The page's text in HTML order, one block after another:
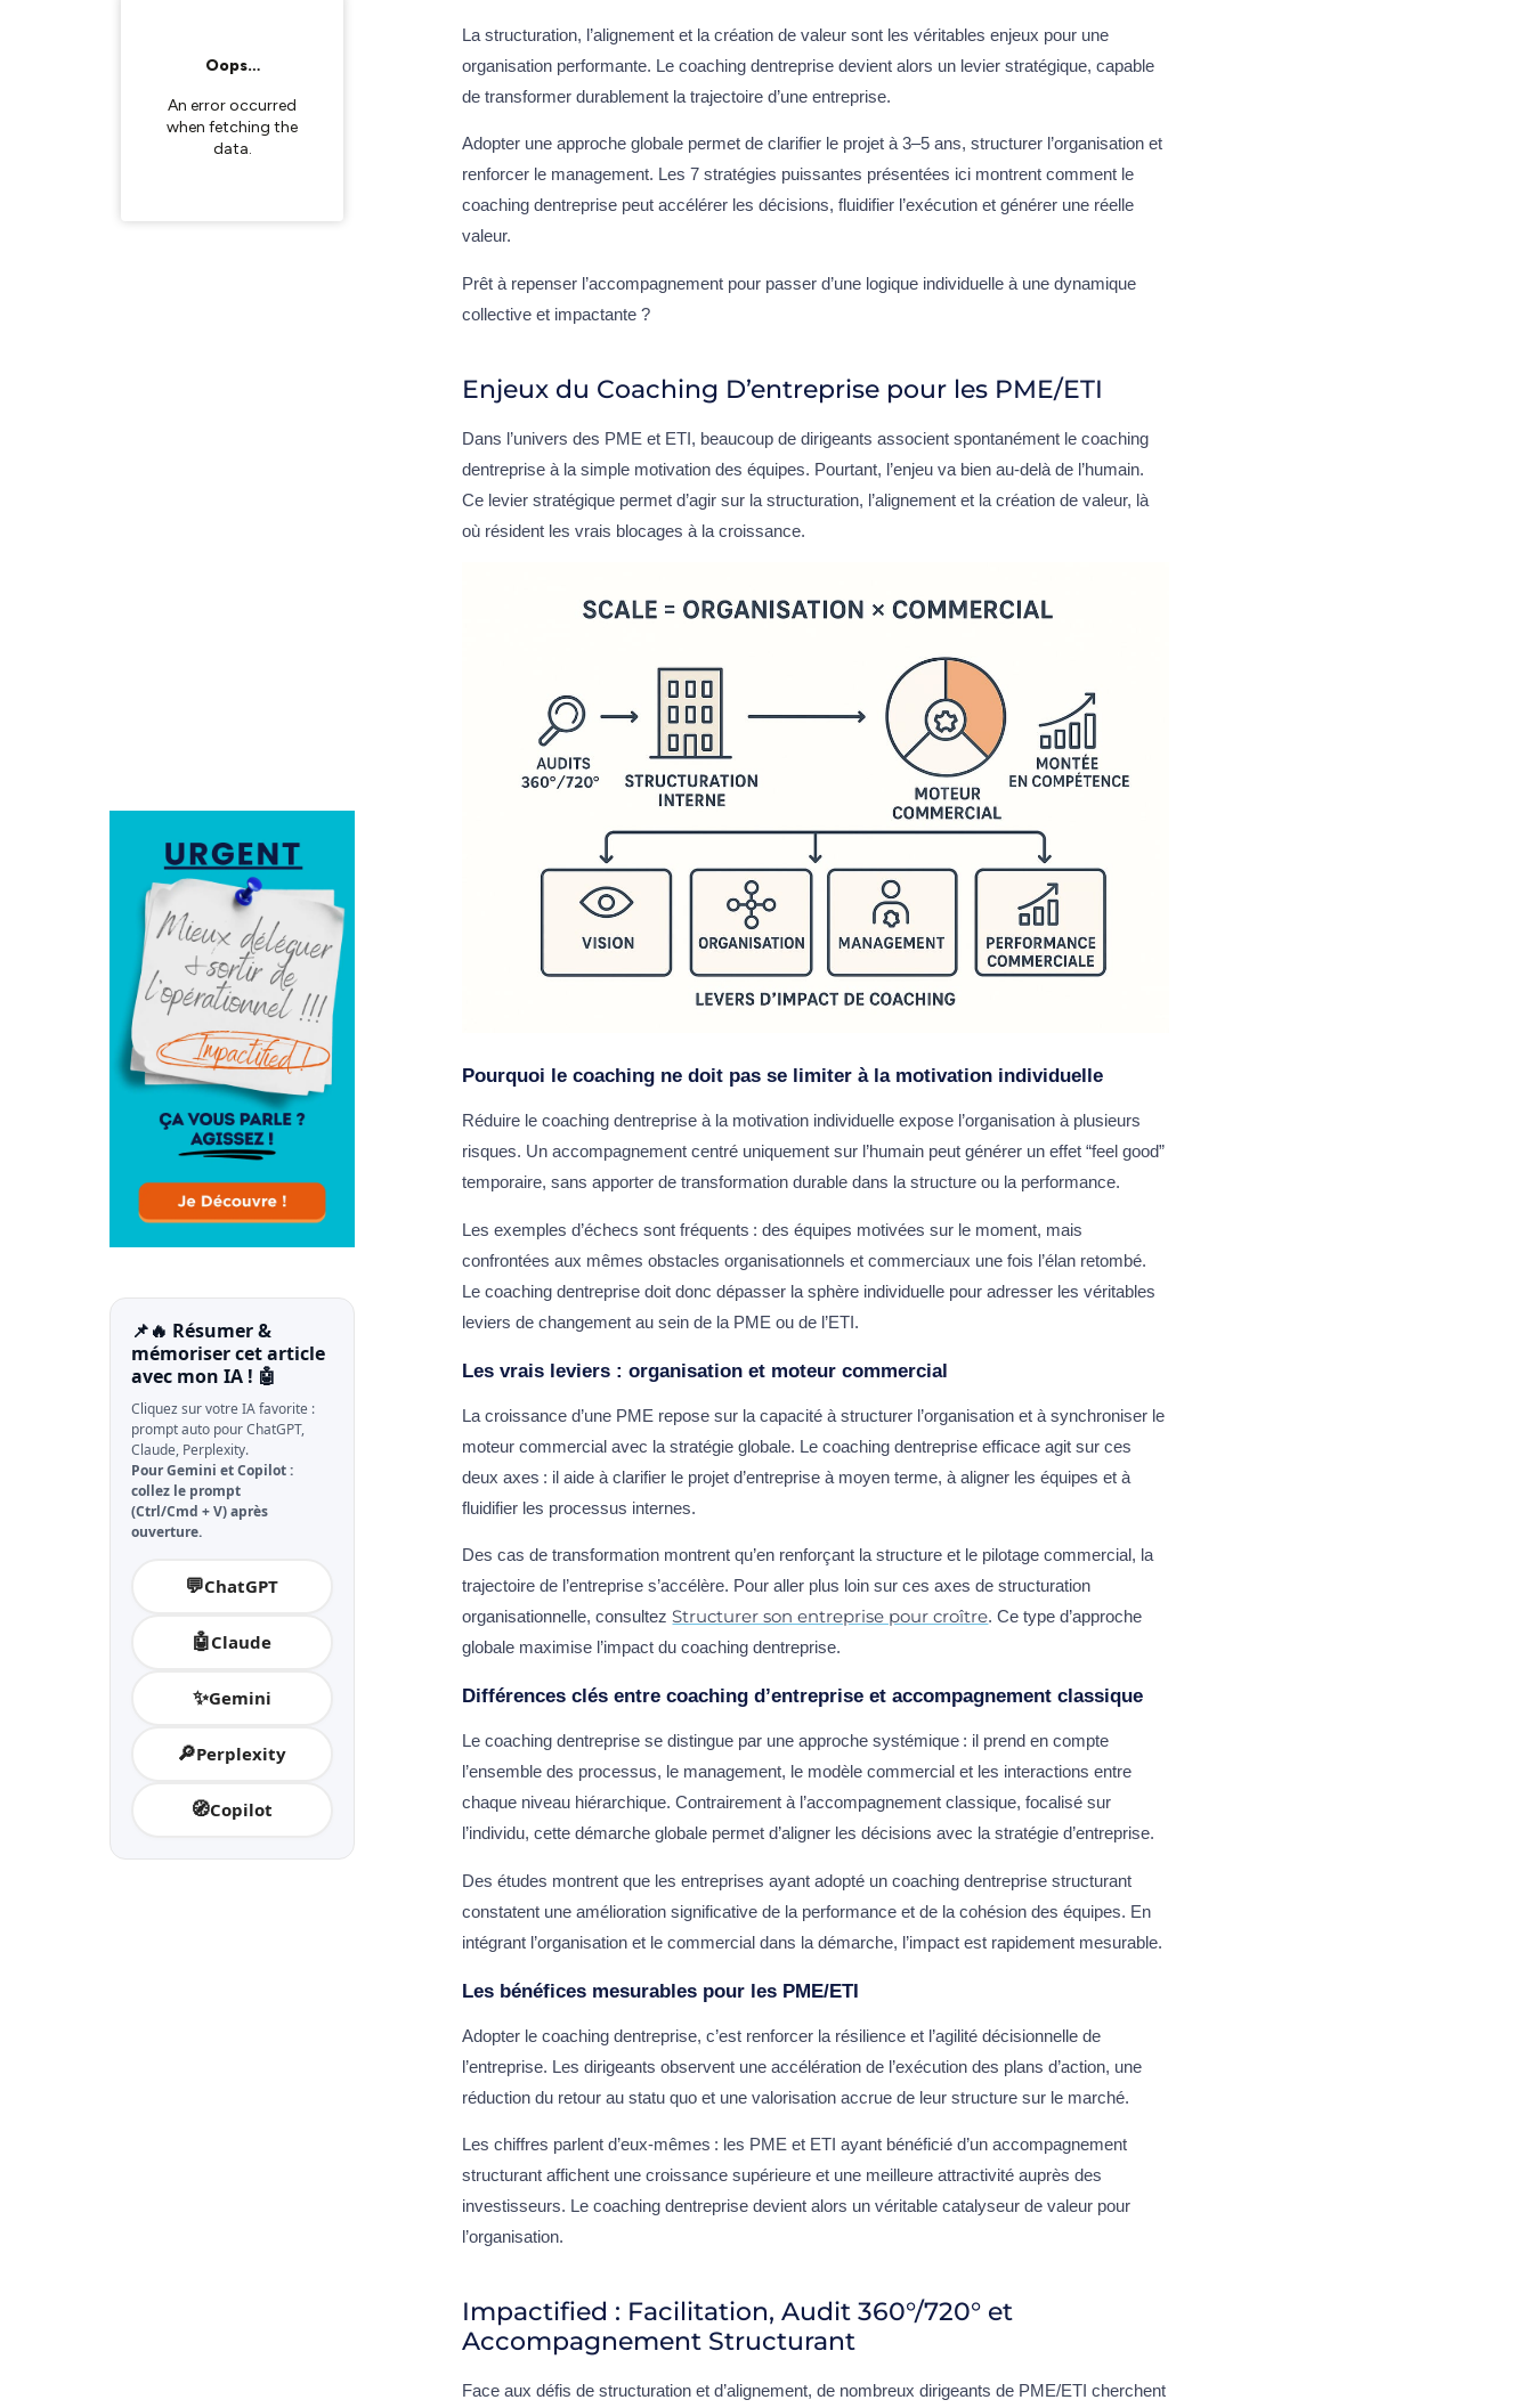
📌🔥 Résumer &
mémoriser cet article
avec mon IA ! 🤖
Cliquez sur votre IA favorite :
prompt auto pour ChatGPT,
Claude, Perplexity.
Pour Gemini et Copilot :
collez le prompt
(Ctrl/Cmd + V) après
ouverture.
💬ChatGPT
🤖Claude
✨Gemini
🔎Perplexity
🧭Copilot
La structuration, l’alignement et la création de valeur sont les véritables enjeux pour une
organisation performante. Le coaching dentreprise devient alors un levier stratégique, capable
de transformer durablement la trajectoire d’une entreprise.
Adopter une approche globale permet de clarifier le projet à 3–5 ans, structurer l’organisation et
renforcer le management. Les 7 stratégies puissantes présentées ici montrent comment le
coaching dentreprise peut accélérer les décisions, fluidifier l’exécution et générer une réelle
valeur.
Prêt à repenser l’accompagnement pour passer d’une logique individuelle à une dynamique
collective et impactante ?
Enjeux du Coaching D’entreprise pour les PME/ETI
Dans l’univers des PME et ETI, beaucoup de dirigeants associent spontanément le coaching
dentreprise à la simple motivation des équipes. Pourtant, l’enjeu va bien au-delà de l’humain.
Ce levier stratégique permet d’agir sur la structuration, l’alignement et la création de valeur, là
où résident les vrais blocages à la croissance.
Pourquoi le coaching ne doit pas se limiter à la motivation individuelle
Réduire le coaching dentreprise à la motivation individuelle expose l’organisation à plusieurs
risques. Un accompagnement centré uniquement sur l’humain peut générer un effet “feel good”
temporaire, sans apporter de transformation durable dans la structure ou la performance.
Les exemples d’échecs sont fréquents : des équipes motivées sur le moment, mais
confrontées aux mêmes obstacles organisationnels et commerciaux une fois l’élan retombé.
Le coaching dentreprise doit donc dépasser la sphère individuelle pour adresser les véritables
leviers de changement au sein de la PME ou de l’ETI.
Les vrais leviers : organisation et moteur commercial
La croissance d’une PME repose sur la capacité à structurer l’organisation et à synchroniser le
moteur commercial avec la stratégie globale. Le coaching dentreprise efficace agit sur ces
deux axes : il aide à clarifier le projet d’entreprise à moyen terme, à aligner les équipes et à
fluidifier les processus internes.
Des cas de transformation montrent qu’en renforçant la structure et le pilotage commercial, la
trajectoire de l’entreprise s’accélère. Pour aller plus loin sur ces axes de structuration
organisationnelle, consultez Structurer son entreprise pour croître. Ce type d’approche
globale maximise l’impact du coaching dentreprise.
Différences clés entre coaching d’entreprise et accompagnement classique
Le coaching dentreprise se distingue par une approche systémique : il prend en compte
l’ensemble des processus, le management, le modèle commercial et les interactions entre
chaque niveau hiérarchique. Contrairement à l’accompagnement classique, focalisé sur
l’individu, cette démarche globale permet d’aligner les décisions avec la stratégie d’entreprise.
Des études montrent que les entreprises ayant adopté un coaching dentreprise structurant
constatent une amélioration significative de la performance et de la cohésion des équipes. En
intégrant l’organisation et le commercial dans la démarche, l’impact est rapidement mesurable.
Les bénéfices mesurables pour les PME/ETI
Adopter le coaching dentreprise, c’est renforcer la résilience et l’agilité décisionnelle de
l’entreprise. Les dirigeants observent une accélération de l’exécution des plans d’action, une
réduction du retour au statu quo et une valorisation accrue de leur structure sur le marché.
Les chiffres parlent d’eux-mêmes : les PME et ETI ayant bénéficié d’un accompagnement
structurant affichent une croissance supérieure et une meilleure attractivité auprès des
investisseurs. Le coaching dentreprise devient alors un véritable catalyseur de valeur pour
l’organisation.
Impactified : Facilitation, Audit 360°/720° et
Accompagnement Structurant
Face aux défis de structuration et d’alignement, de nombreux dirigeants de PME/ETI cherchent